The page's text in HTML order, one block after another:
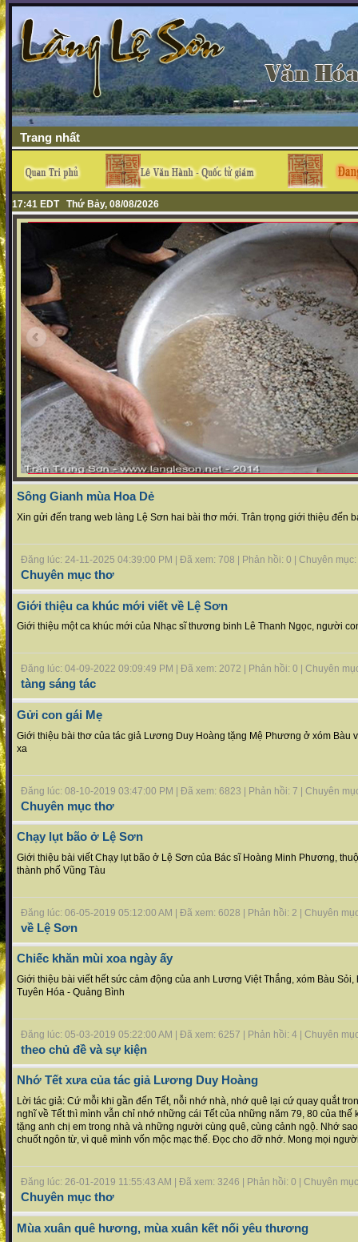
Trang nhất
17:41 EDT Thứ Bảy, 08/08/2026
Sông Gianh mùa Hoa Dẻ
Xin gửi đến trang web làng Lệ Sơn hai bài thơ mới. Trân trọng giới thiệu đến
Đăng lúc: 24-11-2025 04:39:00 PM | Đã xem: 708 | Phản hồi: 0 | Chuyên mục:
Chuyên mục thơ
Giới thiệu ca khúc mới viết về Lệ Sơn
Giới thiệu một ca khúc mới của Nhạc sĩ thương binh Lê Thanh Ngọc, người
Đăng lúc: 04-09-2022 09:09:49 PM | Đã xem: 2072 | Phản hồi: 0 | Chuyên
tàng sáng tác
Gửi con gái Mẹ
Giới thiệu bài thơ của tác giả Lương Duy Hoàng tặng Mệ Phương ở xóm Bàu
xa
Đăng lúc: 08-10-2019 03:47:00 PM | Đã xem: 6823 | Phản hồi: 7 | Chuyên
Chuyên mục thơ
Chạy lụt bão ở Lệ Sơn
Giới thiệu bài viết Chạy lụt bão ở Lệ Sơn của Bác sĩ Hoàng Minh Phương,
thành phố Vũng Tàu
Đăng lúc: 06-05-2019 05:12:00 AM | Đã xem: 6028 | Phản hồi: 2 | Chuyên
về Lệ Sơn
Chiếc khăn mùi xoa ngày ấy
Giới thiệu bài viết hết sức cảm động của anh Lương Việt Thắng, xóm Bàu
Tuyên Hóa - Quảng Bình
Đăng lúc: 05-03-2019 05:22:00 AM | Đã xem: 6257 | Phản hồi: 4 | Chuyên
theo chủ đề và sự kiện
Nhớ Tết xưa của tác giả Lương Duy Hoàng
Lời tác giả: Cứ mỗi khi gần đến Tết, nỗi nhớ nhà, nhớ quê lại cứ quay quắt
nghĩ về Tết thì mình vẫn chỉ nhớ những cái Tết của những năm 79, 80 của thế
tặng anh chị em trong nhà và những người cùng quê, cùng cảnh ngộ. Nhớ
chuốt ngôn từ, vì quê mình vốn mộc mạc thế. Đọc cho đỡ nhớ. Mong mọi
Đăng lúc: 26-01-2019 11:55:43 AM | Đã xem: 3246 | Phản hồi: 0 | Chuyên
Chuyên mục thơ
Mùa xuân quê hương, mùa xuân kết nối yêu thương